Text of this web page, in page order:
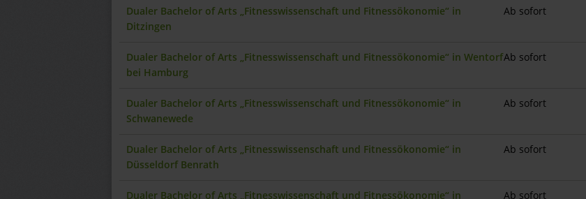
Dualer Bachelor of Arts „Fitnesswissenschaft und Fitnessökonomie“ in
Ditzingen
Ab sofort
Dualer Bachelor of Arts „Fitnesswissenschaft und Fitnessökonomie“ in Wentorf
bei Hamburg
Ab sofort
Dualer Bachelor of Arts „Fitnesswissenschaft und Fitnessökonomie“ in
Schwanewede
Ab sofort
Dualer Bachelor of Arts „Fitnesswissenschaft und Fitnessökonomie“ in
Düsseldorf Benrath
Ab sofort
Dualer Bachelor of Arts „Fitnesswissenschaft und Fitnessökonomie“ in
Ab sofort